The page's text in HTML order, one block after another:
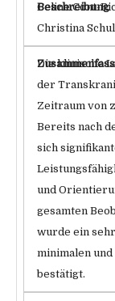
Celine Cont-
Christina
Die klinische
der
Zeitraum von
Bereits nach
sich
und
gesamten
wurde ein
minimalen
bestätigt.